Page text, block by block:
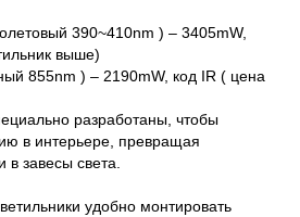
390~410nm ) – 3405mW,
выше)
855nm ) – 2190mW, код IR ( цена
разработаны, чтобы
в интерьере, превращая
завесы света.
удобно монтировать